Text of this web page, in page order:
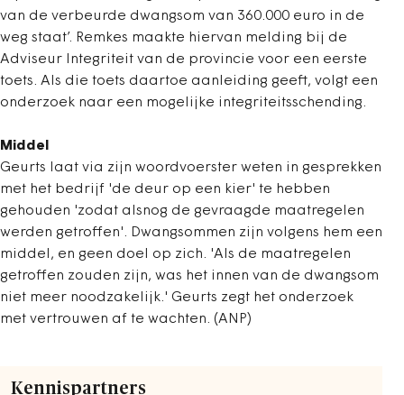
van de verbeurde dwangsom van 360.000 euro in de
weg staat’. Remkes maakte hiervan melding bij de
Adviseur Integriteit van de provincie voor een eerste
toets. Als die toets daartoe aanleiding geeft, volgt een
onderzoek naar een mogelijke integriteitsschending.
Middel
Geurts laat via zijn woordvoerster weten in gesprekken
met het bedrijf 'de deur op een kier' te hebben
gehouden 'zodat alsnog de gevraagde maatregelen
werden getroffen'. Dwangsommen zijn volgens hem een
middel, en geen doel op zich. 'Als de maatregelen
getroffen zouden zijn, was het innen van de dwangsom
niet meer noodzakelijk.' Geurts zegt het onderzoek
met vertrouwen af te wachten. (ANP)
Kennispartners